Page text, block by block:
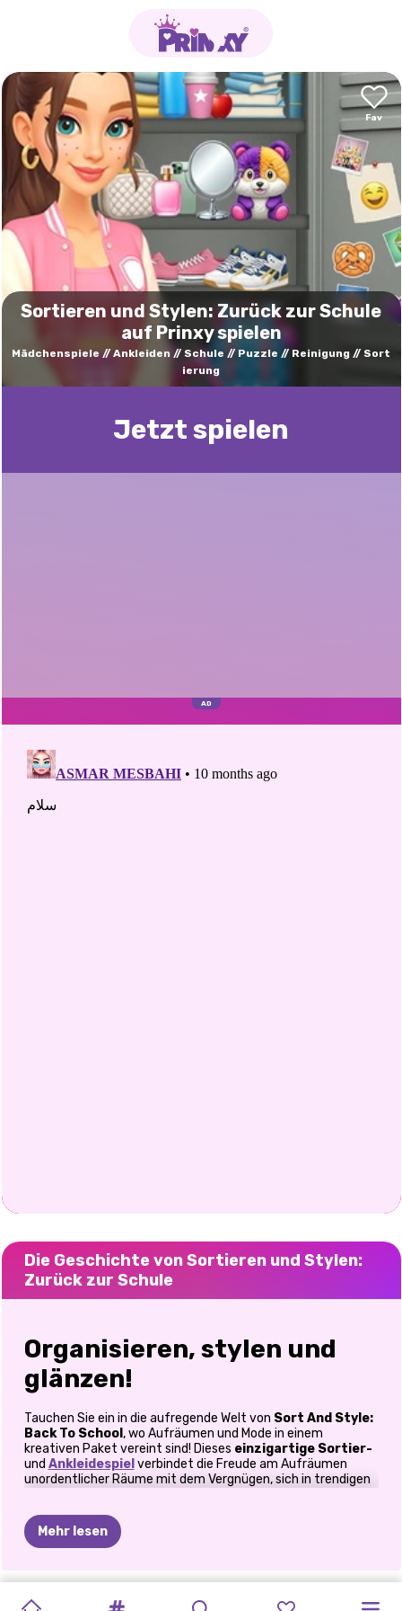
Sortieren und Stylen: Zurück zur Schule
auf Prinxy spielen
Mädchenspiele Ankleiden Schule Puzzle Reinigung
Sort
ierung
Jetzt spielen
Die Geschichte von Sortieren und Stylen:
Zurück zur Schule
Organisieren, stylen und
glänzen!
Tauchen Sie ein in die aufregende Welt von Sort And Style:
Back To School , wo Aufräumen und Mode in einem
kreativen Paket vereint sind! Dieses einzigartige Sortier-
und Ankleidespiel verbindet die Freude am Aufräumen
unordentlicher Räume mit dem Vergnügen, sich in trendigen
Verbessern Sie Ihre Organisationsfähigkeiten und zeigen Sie
Ihren persönlichen Stil.
Mehr lesen
ASMR-
HIGHSCHOOL 2
OLLIE ZURÜCK BACK